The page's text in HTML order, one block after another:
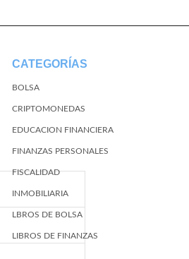
CATEGORÍAS
BOLSA
CRIPTOMONEDAS
EDUCACION FINANCIERA
FINANZAS PERSONALES
FISCALIDAD
INMOBILIARIA
LBROS DE BOLSA
LIBROS DE FINANZAS